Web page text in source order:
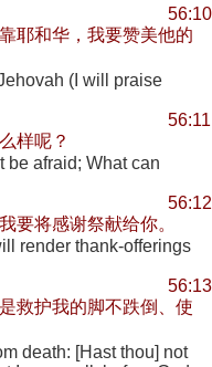
56:10
耶和华，我要赞美他的
(I will praise
56:11
样呢？
be afraid; What can
56:12
要将感谢祭献给你。
render thank-offerings
56:13
救护我的脚不跌倒、使
death: [Hast thou] not